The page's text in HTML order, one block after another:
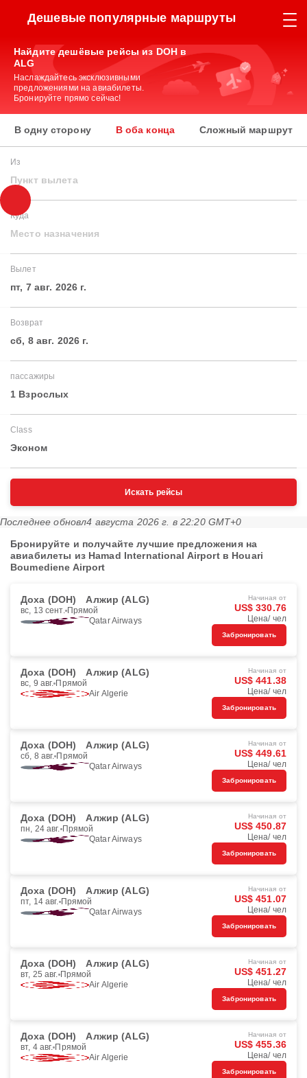
Дешевые популярные маршруты
Найдите дешёвые рейсы из DOH в
ALG
Наслаждайтесь эксклюзивными
предложениями на авиабилеты.
Бронируйте прямо сейчас!
В одну сторону В оба конца Сложный маршрут
Из
Пункт вылета
Куда
Место назначения
Вылет
пт, 7 авг. 2026 г.
Возврат
сб, 8 авг. 2026 г.
пассажиры
1 Взрослых
Class
Эконом
Искать рейсы
Последнее обновл4 августа 2026 г. в 22:20 GMT+0
Бронируйте и получайте лучшие предложения на
авиабилеты из Hamad International Airport в Houari
Boumediene Airport
Доха (DOH) Алжир (ALG)
вс, 13 сент. Прямой
Qatar Airways
Начиная от
US$ 330.76
Цена/ чел
Забронировать
Доха (DOH) Алжир (ALG)
вс, 9 авг. Прямой
Air Algerie
Начиная от
US$ 441.38
Цена/ чел
Забронировать
Доха (DOH) Алжир (ALG)
сб, 8 авг. Прямой
Qatar Airways
Начиная от
US$ 449.61
Цена/ чел
Забронировать
Доха (DOH) Алжир (ALG)
пн, 24 авг. Прямой
Qatar Airways
Начиная от
US$ 450.87
Цена/ чел
Забронировать
Доха (DOH) Алжир (ALG)
пт, 14 авг. Прямой
Qatar Airways
Начиная от
US$ 451.07
Цена/ чел
Забронировать
Доха (DOH) Алжир (ALG)
вт, 25 авг. Прямой
Air Algerie
Начиная от
US$ 451.27
Цена/ чел
Забронировать
Доха (DOH) Алжир (ALG)
вт, 4 авг. Прямой
Air Algerie
Начиная от
US$ 455.36
Цена/ чел
Забронировать